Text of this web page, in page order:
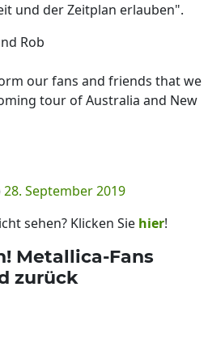
und der Zeitplan erlauben".
Rob
our fans and friends that we
tour of Australia and New
28. September 2019
sehen? Klicken Sie hier!
Metallica-Fans
zurück